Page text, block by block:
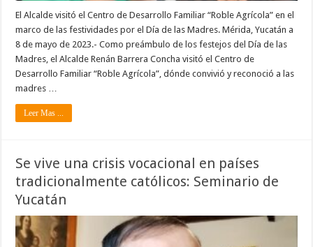
El Alcalde visitó el Centro de Desarrollo Familiar “Roble Agrícola” en el
marco de las festividades por el Día de las Madres. Mérida, Yucatán a
8 de mayo de 2023.- Como preámbulo de los festejos del Día de las
Madres, el Alcalde Renán Barrera Concha visitó el Centro de
Desarrollo Familiar “Roble Agrícola”, dónde convivió y reconoció a las
madres …
Leer Mas ...
Se vive una crisis vocacional en países
tradicionalmente católicos: Seminario de
Yucatán